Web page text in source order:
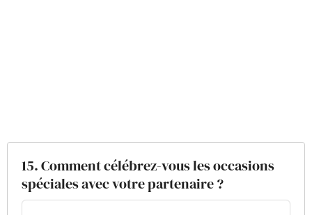
15. Comment célébrez-vous les occasions
spéciales avec votre partenaire ?